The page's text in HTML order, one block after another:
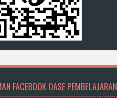
FACEBOOK OASE PEMBELAJARAN